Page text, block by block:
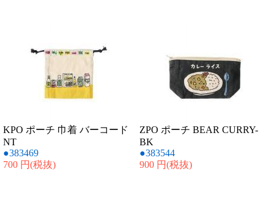
KPO ポーチ 巾着 バーコード
NT
●383469
700 円(税抜)
ZPO ポーチ BEAR CURRY-
BK
●383544
900 円(税抜)